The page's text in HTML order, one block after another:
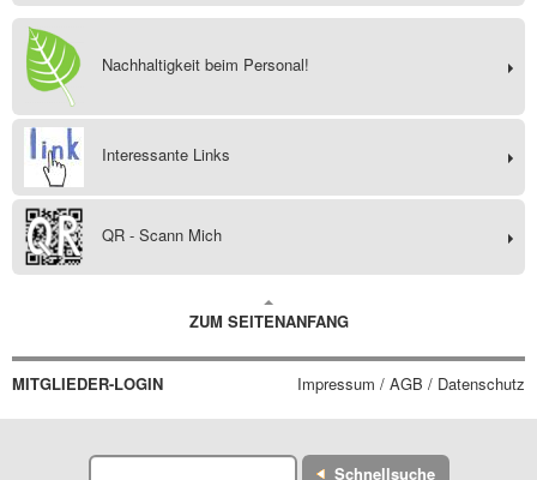
Nachhaltigkeit beim Personal!
Interessante Links
QR - Scann Mich
ZUM SEITENANFANG
MITGLIEDER-LOGIN Impressum / AGB / Datenschutz
Schnellsuche